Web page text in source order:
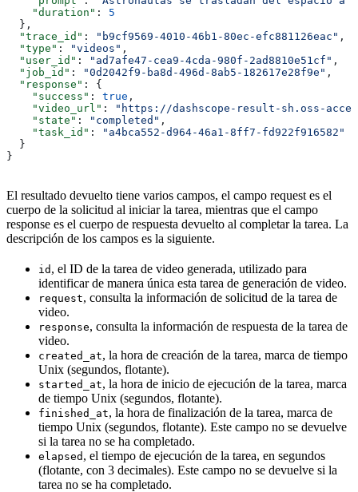
    "duration"
: 5
  },
  "trace_id"
: "b9cf9569-4010-46b1-80ec-efc881126eac" ,
  "type"
: "videos" ,
  "user_id"
: "ad7afe47-cea9-4cda-980f-2ad8810e51cf" ,
  "job_id"
: "0d2042f9-ba8d-496d-8ab5-182617e28f9e" ,
  "response"
: {
    "success"
: true ,
    "video_url"
:
"https://dashscope-result-sh.oss-
    "state"
: "completed" ,
    "task_id"
:
"a4bca552-d964-46a1-8ff7-fd922f916582"
  }
}
El resultado devuelto tiene varios campos, el campo request es el
cuerpo de la solicitud al iniciar la tarea, mientras que el campo
response es el cuerpo de respuesta devuelto al completar la tarea. La
descripción de los campos es la siguiente.
id , el ID de la tarea de video generada, utilizado para
identificar de manera única esta tarea de generación de video.
request, consulta la información de solicitud de la tarea de
video.
response, consulta la información de respuesta de la tarea de
video.
created_at, la hora de creación de la tarea, marca de tiempo
Unix (segundos, flotante).
started_at, la hora de inicio de ejecución de la tarea, marca
de tiempo Unix (segundos, flotante).
finished_at, la hora de finalización de la tarea, marca de
tiempo Unix (segundos, flotante). Este campo no se devuelve
si la tarea no se ha completado.
elapsed , el tiempo de ejecución de la tarea, en segundos
(flotante, con 3 decimales). Este campo no se devuelve si la
tarea no se ha completado.